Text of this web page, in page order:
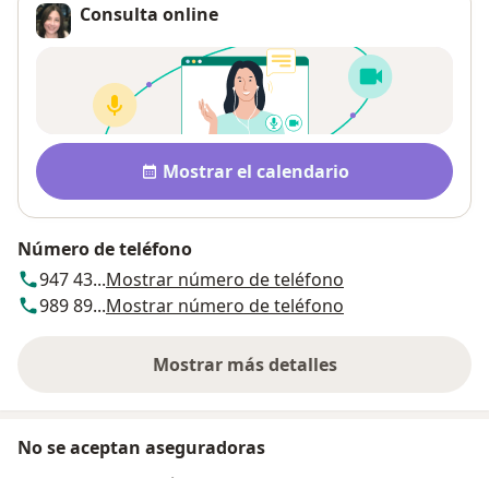
Consulta online
Disponibilidad
Mostrar el calendario
Número de teléfono
947 43...Mostrar número de teléfono
989 89...Mostrar número de teléfono
Mostrar más detalles
sobre la dirección
No se aceptan aseguradoras